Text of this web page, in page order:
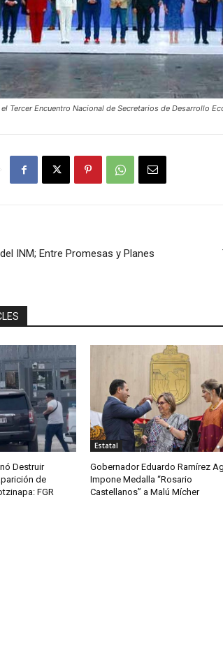
Tercer Encuentro Nacional de Secretarios de Desarrollo
INM; Entre Promesas y Planes
Destruir
de
FGR
Estatal
Gobernador Eduardo Ramírez
Impone Medalla “Rosario
Castellanos” a Malú Mícher